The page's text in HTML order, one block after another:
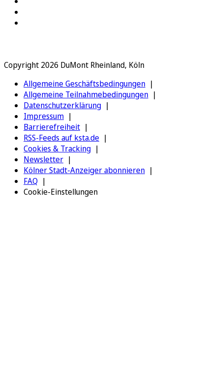
Copyright 2026 DuMont Rheinland, Köln
Allgemeine Geschäftsbedingungen
Allgemeine Teilnahmebedingungen
Datenschutzerklärung
Impressum
Barrierefreiheit
RSS-Feeds auf ksta.de
Cookies & Tracking
Newsletter
Kölner Stadt-Anzeiger abonnieren
FAQ
Cookie-Einstellungen